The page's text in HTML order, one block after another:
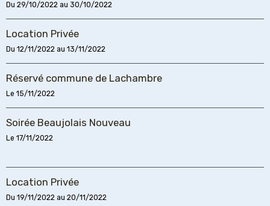
Du 29/10/2022 au 30/10/2022
Location Privée
Du 12/11/2022 au 13/11/2022
Réservé commune de Lachambre
Le 15/11/2022
Soirée Beaujolais Nouveau
Le 17/11/2022
Location Privée
Du 19/11/2022 au 20/11/2022